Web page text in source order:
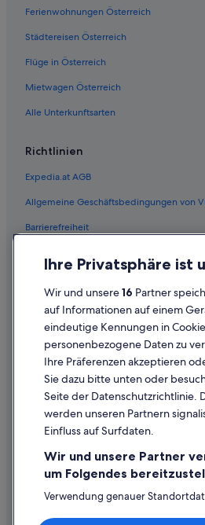
Ferienwohnungen Österreich
Städtereisen Österreich
Flüge in Österreich
Mietwagen Österreich
Alle Unterkunftsarten
Richtlinien
Expedia.at AGB
Allgemeine Geschäftsbedingungen von
Barrierefreiheit
Rechtliche Hinweise/Kontakt
Inhaltsrichtlinien und Melden von Inhalten
Hilfe
Hilfe
Rückerstattungsprozess und Zeitrahmen
Buchen Sie einen Flug mit einer
Internationale Reisedokumente
Ihre Privatsphäre ist
Wir und unsere16 Partner
auf Informationen auf einem
eindeutige Kennungen in
personenbezogene Daten zu
Ihre Präferenzen akzeptieren
Sie dazu bitte unten oder
Seite der Datenschutzrichtlinie.
werden unseren Partnern
Einfluss auf Surfdaten.
Wir und unsere Partner
um Folgendes
Verwendung genauer